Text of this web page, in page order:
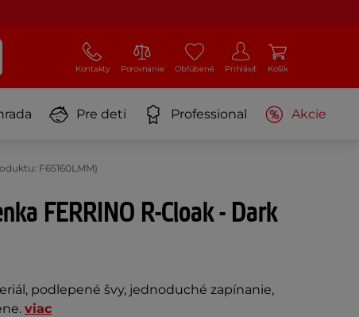
Kontakty Porovnanie Obľúbené Prihlásiť Košík
Pre deti Professional Akcie
F65160LMM)
FERRINO R-Cloak - Dark
podlepené švy, jednoduché zapínanie,
viac